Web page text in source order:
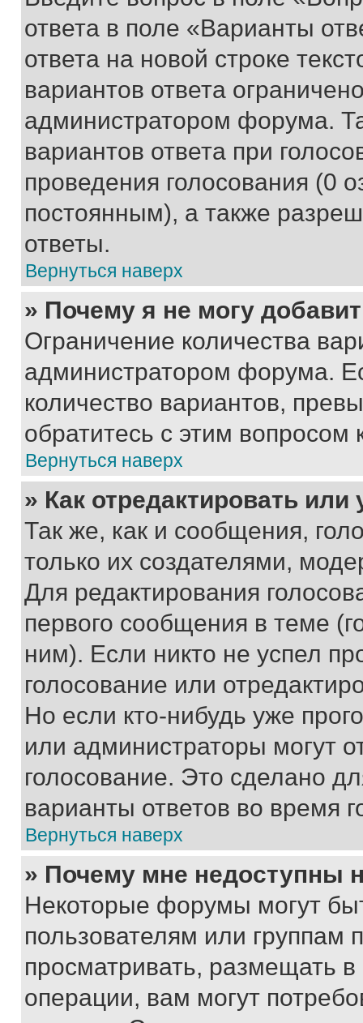
ответа в поле «Варианты
ответа на новой строке
вариантов ответа
администратором форума.
вариантов ответа при
проведения голосования (0
постоянным), а также
ответы.
Вернуться наверх
» Почему я не могу
Ограничение количества
администратором форума.
количество вариантов,
обратитесь с этим вопросом
Вернуться наверх
» Как отредактировать
Так же, как и сообщения,
только их создателями,
Для редактирования
первого сообщения в теме
ним). Если никто не успел
голосование или
Но если кто-нибудь уже
или администраторы могут
голосование. Это сделано
варианты ответов во время
Вернуться наверх
» Почему мне недоступны
Некоторые форумы могут
пользователям или группам
просматривать, размещать
операции, вам могут